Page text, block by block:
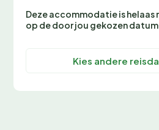
Deze accommodatie is helaas
op de door jou gekozen
Kies andere